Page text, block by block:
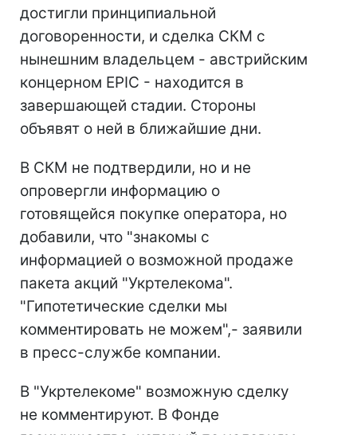
достигли принципиальной
договоренности, и сделка СКМ с
нынешним владельцем - австрийским
концерном EPIC - находится в
завершающей стадии. Стороны
объявят о ней в ближайшие дни.
В СКМ не подтвердили, но и не
опровергли информацию о
готовящейся покупке оператора, но
добавили, что "знакомы с
информацией о возможной продаже
пакета акций "Укртелекома".
"Гипотетические сделки мы
комментировать не можем",- заявили
в пресс-службе компании.
В "Укртелекоме" возможную сделку
не комментируют. В Фонде